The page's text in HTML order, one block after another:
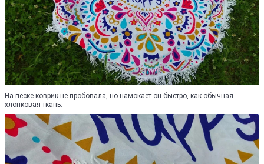
На песке коврик не пробовала, но намокает он быстро, как обычная
хлопковая ткань.